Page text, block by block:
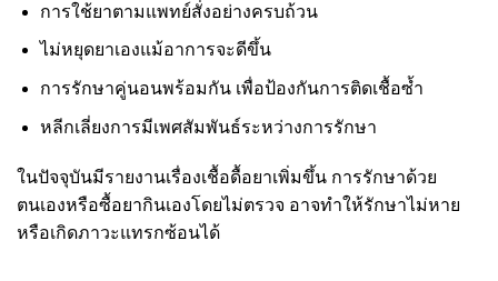
การใช้ยาตามแพทย์สั่งอย่างครบถ้วน
ไม่หยุดยาเองแม้อาการจะดีขึ้น
การรักษาคู่นอนพร้อมกัน เพื่อป้องกันการติดเชื้อซ้ำ
หลีกเลี่ยงการมีเพศสัมพันธ์ระหว่างการรักษา
ในปัจจุบันมีรายงานเรื่องเชื้อดื้อยาเพิ่มขึ้น การรักษาด้วย
ตนเองหรือซื้อยากินเองโดยไม่ตรวจ อาจทำให้รักษาไม่หาย
หรือเกิดภาวะแทรกซ้อนได้